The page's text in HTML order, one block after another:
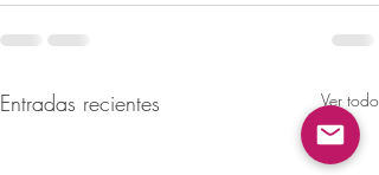
Entradas recientes Ver todo